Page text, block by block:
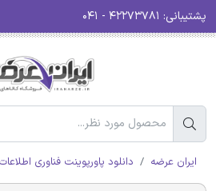
پشتیبانی:
ایران عرضه دانلود پاورپوینت فناوری اطلاعات